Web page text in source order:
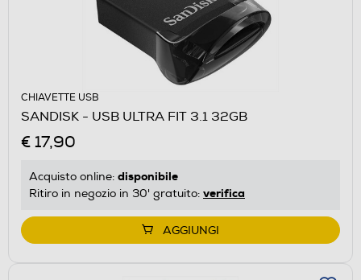
CHIAVETTE USB
SANDISK - USB ULTRA FIT 3.1 32GB
€ 17,90
Acquisto online: disponibile
Ritiro in negozio in 30' gratuito: verifica
AGGIUNGI